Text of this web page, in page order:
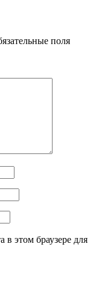
поля
в этом браузере для